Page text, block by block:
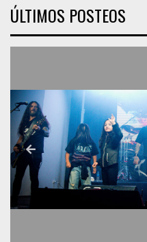
ÚLTIMOS POSTEOS